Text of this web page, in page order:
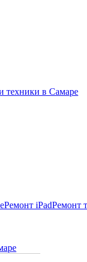
техники в Самаре
Ремонт iPadРемонт